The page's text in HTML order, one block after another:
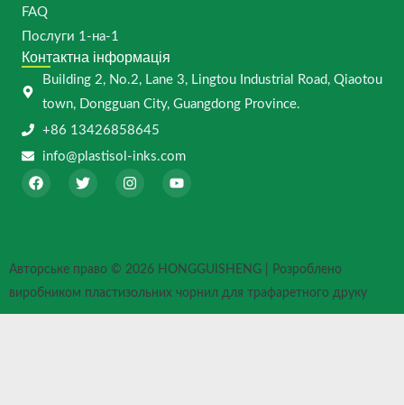
FAQ
Послуги 1-на-1
Контактна інформація
Building 2, No.2, Lane 3, Lingtou Industrial Road, Qiaotou
town, Dongguan City, Guangdong Province.
+86 13426858645
info@plastisol-inks.com
F
a
k
T
w
I
n
r
a
m
Y
o
e
Авторське право © 2026 HONGGUISHENG | Розроблено
виробником пластизольних чорнил для трафаретного друку